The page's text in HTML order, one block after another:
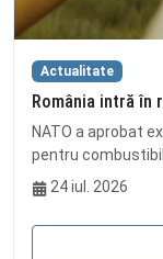
Actualitate
România intră în
NATO a aprobat
pentru
24 iul. 2026